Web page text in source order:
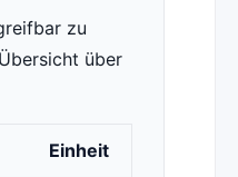
zu
über
Einheit